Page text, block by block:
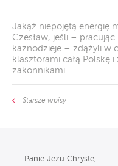
Jakąż niepojętą energię
Czesław, jeśli –
kaznodzieje – zdążyli w
klasztorami całą Polskę
zakonnikami.
Starsze wpisy
Panie Jezu Chryste,